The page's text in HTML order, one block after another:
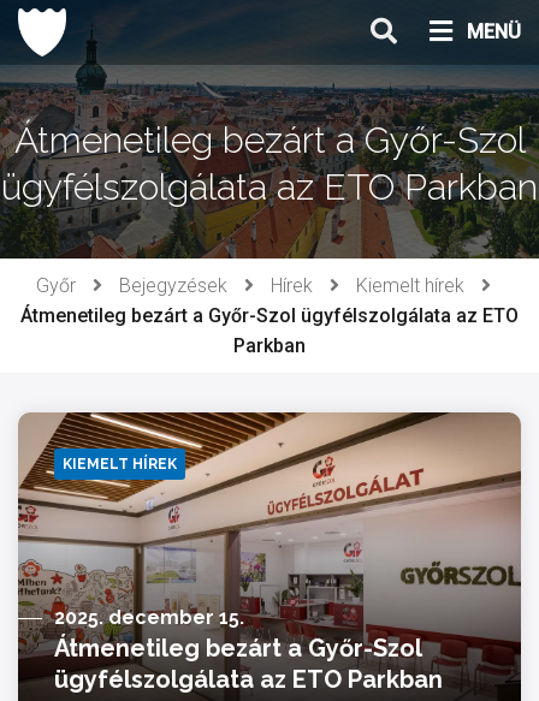
Ugrás
tartalomhoz
MENÜ
Átmenetileg bezárt a Győr-Szol
ügyfélszolgálata az ETO Parkban
Győr Bejegyzések Hírek
Kiemelt hírek
Átmenetileg bezárt a Győr-Szol ügyfélszolgálata az ETO
Parkban
KIEMELT HÍREK
2025. december 15.
Átmenetileg bezárt a Győr-Szol
ügyfélszolgálata az ETO Parkban